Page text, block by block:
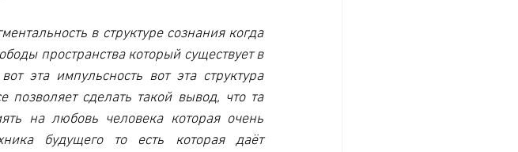
в структуре сознания когда
пространства который существует в
эта импульсность вот эта структура
сделать такой вывод, что та
на любовь человека которая очень
будущего то есть которая даёт